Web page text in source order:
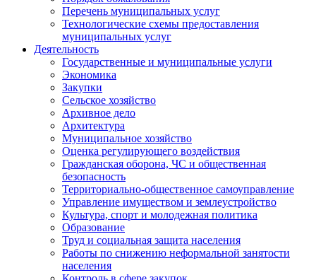
Перечень муниципальных услуг
Технологические схемы предоставления
муниципальных услуг
Деятельность
Государственные и муниципальные услуги
Экономика
Закупки
Сельское хозяйство
Архивное дело
Архитектура
Муниципальное хозяйство
Оценка регулирующего воздействия
Гражданская оборона, ЧС и общественная
безопасность
Территориально-общественное самоуправление
Управление имуществом и землеустройство
Культура, спорт и молодежная политика
Образование
Труд и социальная защита населения
Работы по снижению неформальной занятости
населения